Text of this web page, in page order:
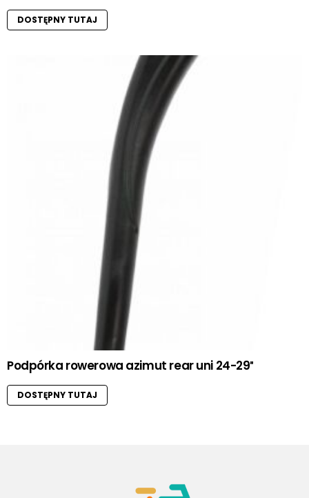
DOSTĘPNY TUTAJ
Podpórka rowerowa azimut rear uni 24-29″
DOSTĘPNY TUTAJ